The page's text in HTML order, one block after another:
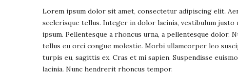
Lorem ipsum dolor sit amet, consectetur adipiscing elit.
scelerisque tellus. Integer in dolor lacinia, vestibulum justo
ipsum. Pellentesque a rhoncus urna, a pellentesque dolor.
tellus eu orci congue molestie. Morbi ullamcorper leo
turpis eu, sagittis ex. Cras et mi sapien. Suspendisse
lacinia. Nunc hendrerit rhoncus tempor.